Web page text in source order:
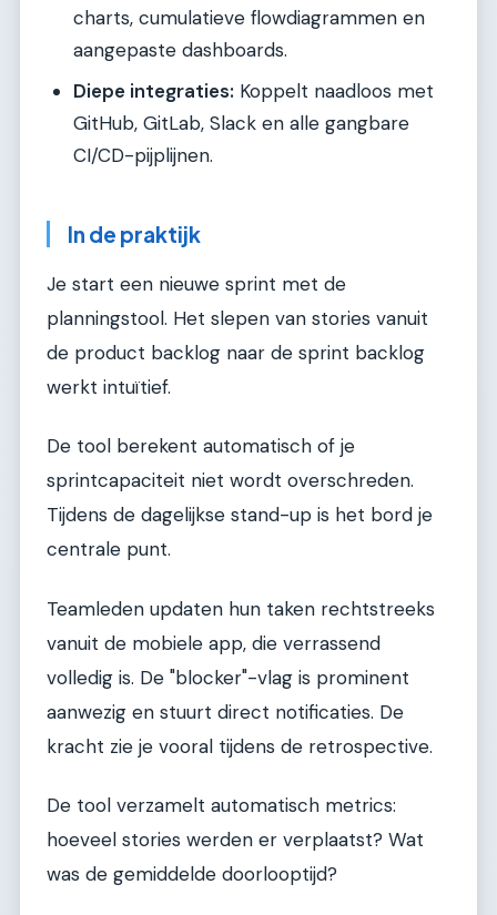
charts, cumulatieve flowdiagrammen en
aangepaste dashboards.
Diepe integraties: Koppelt naadloos met
GitHub, GitLab, Slack en alle gangbare
CI/CD-pijplijnen.
In de praktijk
Je start een nieuwe sprint met de
planningstool. Het slepen van stories vanuit
de product backlog naar de sprint backlog
werkt intuïtief.
De tool berekent automatisch of je
sprintcapaciteit niet wordt overschreden.
Tijdens de dagelijkse stand-up is het bord je
centrale punt.
Teamleden updaten hun taken rechtstreeks
vanuit de mobiele app, die verrassend
volledig is. De "blocker"-vlag is prominent
aanwezig en stuurt direct notificaties. De
kracht zie je vooral tijdens de retrospective.
De tool verzamelt automatisch metrics:
hoeveel stories werden er verplaatst? Wat
was de gemiddelde doorlooptijd?